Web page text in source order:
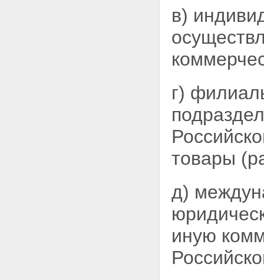
в)
г)
товары
д)
иную